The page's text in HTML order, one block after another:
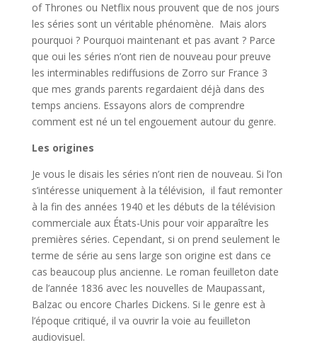
of Thrones ou Netflix nous prouvent que de nos jours
les séries sont un véritable phénomène. Mais alors
pourquoi ? Pourquoi maintenant et pas avant ? Parce
que oui les séries n’ont rien de nouveau pour preuve
les interminables rediffusions de Zorro sur France 3
que mes grands parents regardaient déjà dans des
temps anciens. Essayons alors de comprendre
comment est né un tel engouement autour du genre.
Les origines
Je vous le disais les séries n’ont rien de nouveau. Si l’on
s’intéresse uniquement à la télévision, il faut remonter
à la fin des années 1940 et les débuts de la télévision
commerciale aux États-Unis pour voir apparaître les
premières séries. Cependant, si on prend seulement le
terme de série au sens large son origine est dans ce
cas beaucoup plus ancienne. Le roman feuilleton date
de l’année 1836 avec les nouvelles de Maupassant,
Balzac ou encore Charles Dickens. Si le genre est à
l’époque critiqué, il va ouvrir la voie au feuilleton
audiovisuel.